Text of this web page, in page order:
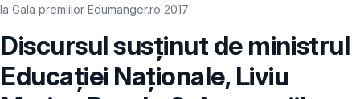
la Gala premiilor Edumanger.ro 2017
Discursul susținut de ministrul
Educației Naționale, Liviu